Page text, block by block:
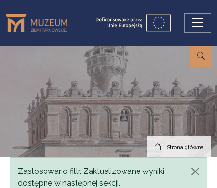
Strona główna
Komunikat
Zastosowano filtr. Zaktualizowane wyniki
dostępne w następnej sekcji.